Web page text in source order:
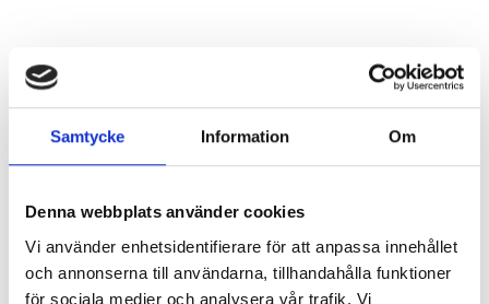
Samtycke Information Om
Denna webbplats använder cookies
Vi använder enhetsidentifierare för att anpassa innehållet
och annonserna till användarna, tillhandahålla funktioner
för sociala medier och analysera vår trafik. Vi
712KR
Antal